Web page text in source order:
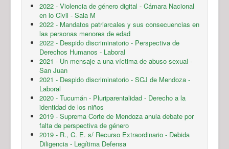
2022 - Violencia de género digital - Cámara Nacional
en lo Civil - Sala M
2022 - Mandatos patriarcales y sus consecuencias en
las personas menores de edad
2022 - Despido discriminatorio - Perspectiva de
Derechos Humanos - Laboral
2021 - Un mensaje a una víctima de abuso sexual -
San Juan
2021 - Despido discriminatorio - SCJ de Mendoza -
Laboral
2020 - Tucumán - Pluriparentalidad - Derecho a la
identidad de los niños
2019 - Suprema Corte de Mendoza anula debate por
falta de perspectiva de género
2019 - R., C. E. s/ Recurso Extraordinario - Debida
Diligencia - Legítima Defensa